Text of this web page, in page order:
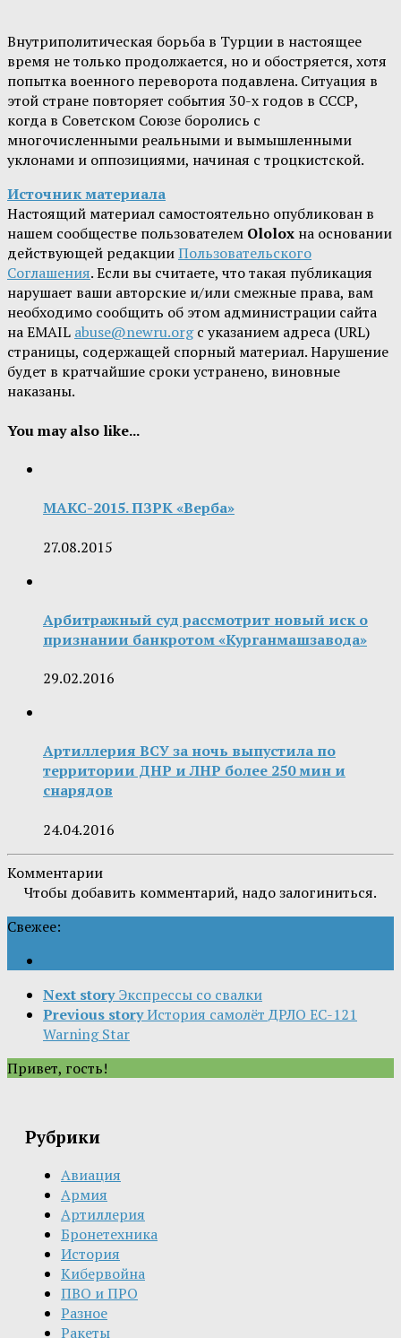
Внутриполитическая борьба в Турции в настоящее
время не только продолжается, но и обостряется, хотя
попытка военного переворота подавлена. Ситуация в
этой стране повторяет события 30-х годов в СССР,
когда в Советском Союзе боролись с
многочисленными реальными и вымышленными
уклонами и оппозициями, начиная с троцкистской.
Источник материала
Настоящий материал самостоятельно опубликован в
нашем сообществе пользователем Ololox на основании
действующей редакцииПользовательского
Соглашения. Если вы считаете, что такая публикация
нарушает ваши авторские и/или смежные права, вам
необходимо сообщить об этом администрации сайта
на EMAIL abuse@newru.orgс указанием адреса (URL)
страницы, содержащей спорный материал. Нарушение
будет в кратчайшие сроки устранено, виновные
наказаны.
You may also like...
МАКС-2015. ПЗРК «Верба»
27.08.2015
Арбитражный суд рассмотрит новый иск о
признании банкротом «Курганмашзавода»
29.02.2016
Артиллерия ВСУ за ночь выпустила по
территории ДНР и ЛНР более 250 мин и
снарядов
24.04.2016
Комментарии
Чтобы добавить комментарий, надо залогиниться.
Свежее:
Next story Экспрессы со свалки
Previous storyИстория самолёт ДРЛО EC-121
Warning Star
Привет, гость!
Рубрики
Авиация
Армия
Артиллерия
Бронетехника
История
Кибервойна
ПВО и ПРО
Разное
Ракеты